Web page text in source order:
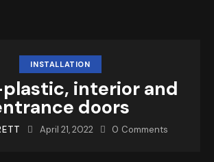
INSTALLATION
interior and
doors
April 21, 2022 0 Comments